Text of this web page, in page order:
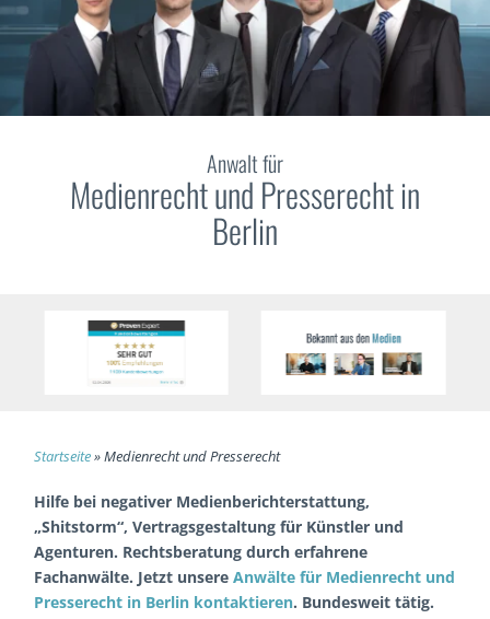
Anwalt für
Medienrecht und Presserecht in
Berlin
Startseite»Medienrecht und Presserecht
Hilfe bei negativer Medienberichterstattung,
„Shitstorm“, Vertragsgestaltung für Künstler und
Agenturen. Rechtsberatung durch erfahrene
Fachanwälte. Jetzt unsereAnwälte für Medienrecht und
Presserecht in Berlin kontaktieren. Bundesweit tätig.